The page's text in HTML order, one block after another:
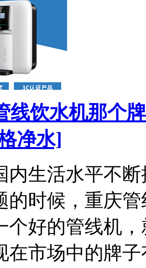
线饮水机那个
净水]
内生活水平不
的时候，重庆
个好的管线机
在市场中的牌